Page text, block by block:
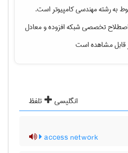
به رشتهمهندسی كامپيوتراست.
اصطلاح تخصصیشبکه افزودهو معادل
قابل مشاهده است
انگلیسی
تلفظ
access network